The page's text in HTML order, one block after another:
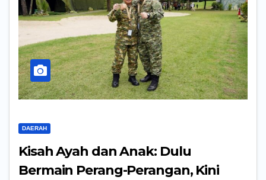
DAERAH
Kisah Ayah dan Anak: Dulu
Bermain Perang-Perangan, Kini